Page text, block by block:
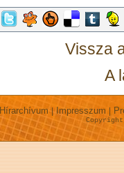
Vissza
A
Hírarchívum |Impresszum